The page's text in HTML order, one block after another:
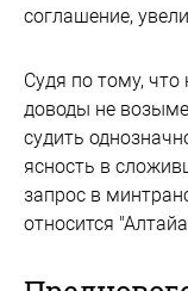
соглашение,
Судя по тому, что
доводы не
судить
ясность в
запрос в
относится